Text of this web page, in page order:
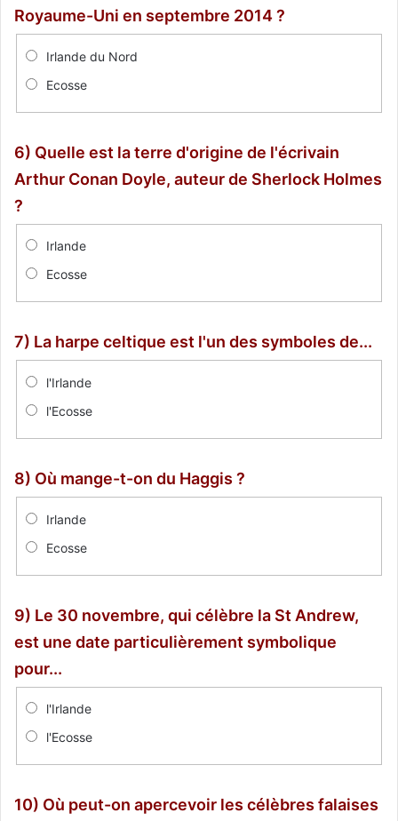
Royaume-Uni en septembre 2014 ?
Irlande du Nord
Ecosse
6) Quelle est la terre d'origine de l'écrivain
Arthur Conan Doyle, auteur de Sherlock Holmes
?
Irlande
Ecosse
7) La harpe celtique est l'un des symboles de...
l'Irlande
l'Ecosse
8) Où mange-t-on du Haggis ?
Irlande
Ecosse
9) Le 30 novembre, qui célèbre la St Andrew,
est une date particulièrement symbolique
pour...
l'Irlande
l'Ecosse
10) Où peut-on apercevoir les célèbres falaises